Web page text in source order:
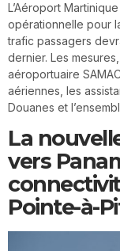
L’Aéroport
opérationnelle pour
trafic passagers
dernier. Les
aéroportuaire
aériennes, les
Douanes et
La
vers
Pointe-à-